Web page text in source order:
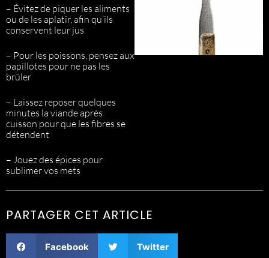
– Évitez de piquer les aliments
ou de les aplatir, afin qu’ils
conservent leur jus
– Pour les poissons, pensez aux
papillotes pour ne pas les
brûler
– Laissez reposer quelques
minutes la viande après
cuisson pour que les fibres se
détendent
– Jouez des épices pour
sublimer vos mets
PARTAGER CET ARTICLE
Facebook Twitter